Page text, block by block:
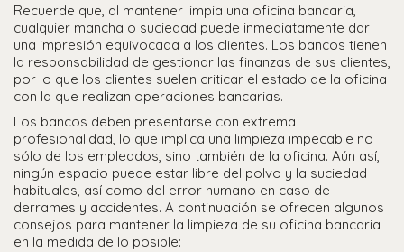
Recuerde que, al mantener limpia una oficina bancaria,
cualquier mancha o suciedad puede inmediatamente dar
una impresión equivocada a los clientes. Los bancos tienen
la responsabilidad de gestionar las finanzas de sus clientes,
por lo que los clientes suelen criticar el estado de la oficina
con la que realizan operaciones bancarias.
Los bancos deben presentarse con extrema
profesionalidad, lo que implica una limpieza impecable no
sólo de los empleados, sino también de la oficina. Aún así,
ningún espacio puede estar libre del polvo y la suciedad
habituales, así como del error humano en caso de
derrames y accidentes. A continuación se ofrecen algunos
consejos para mantener la limpieza de su oficina bancaria
en la medida de lo posible: